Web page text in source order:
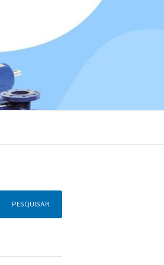
PESQUISAR